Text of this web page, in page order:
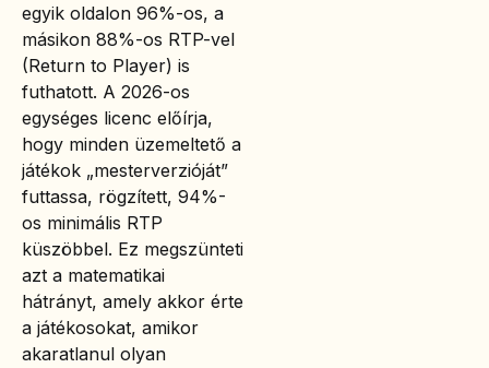
egyik oldalon 96%-os, a
másikon 88%-os RTP-vel
(Return to Player) is
futhatott. A 2026-os
egységes licenc előírja,
hogy minden üzemeltető a
játékok „mesterverzióját”
futtassa, rögzített, 94%-
os minimális RTP
küszöbbel. Ez megszünteti
azt a matematikai
hátrányt, amely akkor érte
a játékosokat, amikor
akaratlanul olyan